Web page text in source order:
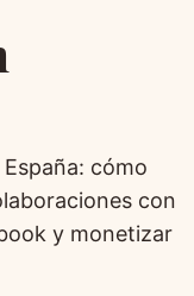
cómo
con
y monetizar